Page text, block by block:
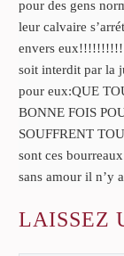
pour des gens
leur calvaire
envers
soit interdit par la
pour eux:QUE
BONNE FOIS
SOUFFRENT
sont ces
sans amour il n’y
LAISSEZ